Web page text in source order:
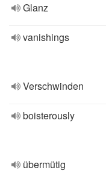
Glanz
vanishings
Verschwinden
boisterously
übermütig